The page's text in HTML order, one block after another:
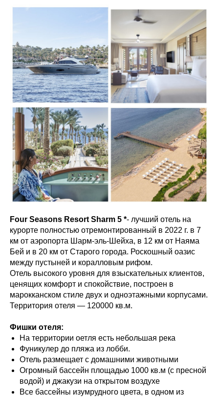
Four Seasons Resort Sharm 5 *- лучший отель на
курорте полностью отремонтированный в 2022 г. в 7
км от аэропорта Шарм-эль-Шейха, в 12 км от Наяма
Бей и в 20 км от Старого города. Роскошный оазис
между пустыней и коралловым рифом.
Отель высокого уровня для взыскательных клиентов,
ценящих комфорт и спокойствие, построен в
марокканском стиле двух и одноэтажными корпусами.
Территория отеля — 120000 кв.м.
Фишки отеля:
На территории оетля есть небольшая река
Фуникулер до пляжа из лобби.
Отель размещает с домашними животными
Огромный бассейн площадью 1000 кв.м (с пресной
водой) и джакузи на открытом воздухе
Все бассейны изумрудного цвета, в одном из